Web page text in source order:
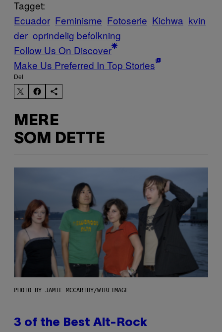
Tagget:
Ecuador Feminisme Fotoserie Kichwa kvin
der oprindelig befolkning
Follow Us On Discover
Make Us Preferred In Top Stories
Del
MERE
SOM DETTE
PHOTO BY JAMIE MCCARTHY/WIREIMAGE
3 of the Best Alt-Rock